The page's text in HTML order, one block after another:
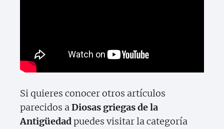
Si quieres conocer otros artículos
parecidos aDiosas griegas de la
Antigüedadpuedes visitar la categoría